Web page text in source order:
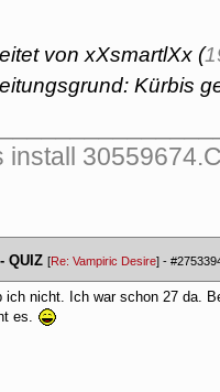
von xXsmartlXx (
Kürbis
install
QUIZ [Re: Vampiric Desire] -
ich nicht. Ich war schon 27 da.
es.